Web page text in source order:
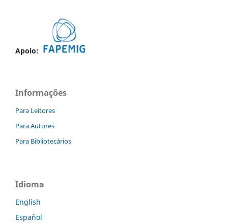
Apoio:
Informações
Para Leitores
Para Autores
Para Bibliotecários
Idioma
English
Español